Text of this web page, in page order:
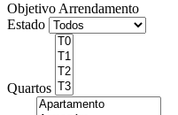
Objetivo Arrendamento
Estado
Quartos